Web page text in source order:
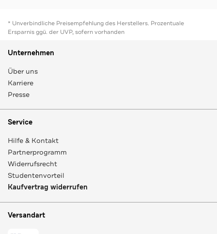
* Unverbindliche Preisempfehlung des Herstellers. Prozentuale
Ersparnis ggü. der UVP, sofern vorhanden
Unternehmen
Über uns
Karriere
Presse
Service
Hilfe & Kontakt
Partnerprogramm
Widerrufsrecht
Studentenvorteil
Kaufvertrag widerrufen
Versandart